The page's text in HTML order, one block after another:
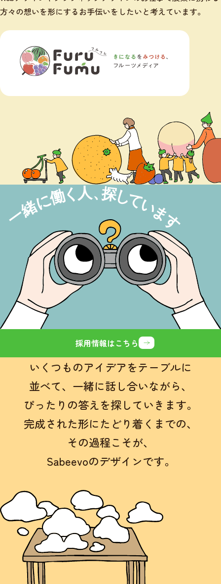
方々の想いを形にするお手伝いをしたいと考えています。
採用情報はこちら
いくつものアイデアをテーブルに
並べて、 一緒に話し合いながら、
ぴったりの答えを探していきます。
完成された形にたどり着くまでの、
その過程こそが、
Sabeevoのデザインです。